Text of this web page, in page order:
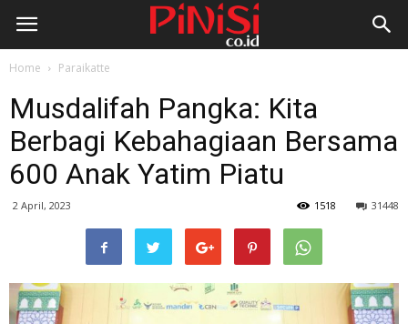
Home Paraikatte
Musdalifah Pangka: Kita
Berbagi Kebahagiaan Bersama
600 Anak Yatim Piatu
2 April, 2023 31448
1518